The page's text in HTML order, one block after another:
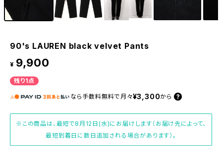
90's LAUREN black velvet Pants
¥ 9,900
残り1点
なら 手数料無料で 月々¥3,300から
※この商品は、最短で8月12日(水)にお届けします（お届け先によって、
最短到着日に数日追加される場合があります）。